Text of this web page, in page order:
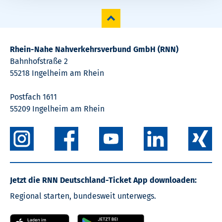
Rhein-Nahe Nahverkehrsverbund GmbH (RNN)
Bahnhofstraße 2
55218 Ingelheim am Rhein
Postfach 1611
55209 Ingelheim am Rhein
Jetzt die RNN Deutschland-Ticket App downloaden:
Regional starten, bundesweit unterwegs.